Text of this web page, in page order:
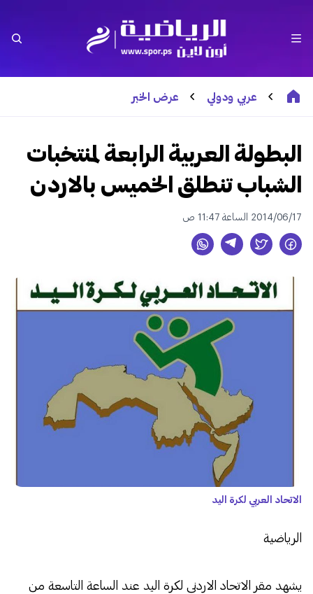
عربي ودولي عرض الخبر
البطولة العربية الرابعة لمنتخبات
الشباب تنطلق الخميس بالاردن
2014/06/17 الساعة 11:47 ص
الاتحاد العربي لكرة اليد
الرياضية
يشهد مقر الاتحاد الاردنى لكرة اليد عند الساعة التاسعة من